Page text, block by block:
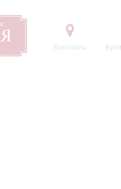
Контакты